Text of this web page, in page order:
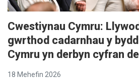
Cwestiynau Cymru:
gwrthod cadarnhau y
Cymru yn derbyn cyfran
18 Mehefin 2026